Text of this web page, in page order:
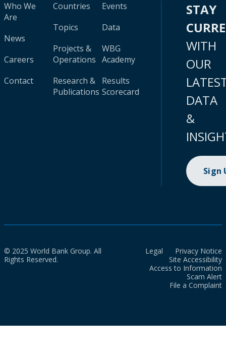
Who We
Are
News
Careers
Contact
Countries
Topics
Projects &
Operations
Research &
Publications
Events
Data
WBG
Academy
Results
Scorecard
STAY
WITH
OUR
DATA
&
Sign
© 2025 World Bank Group. All
Rights Reserved.
Legal
Privacy Notice
Site Accessibility
Access to Information
Scam Alert
File a Complaint